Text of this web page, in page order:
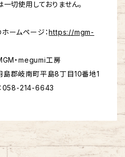
切使用しておりません。
ームページ： https://mgm-
・megumi工房
町平島8丁目10番地1
6643